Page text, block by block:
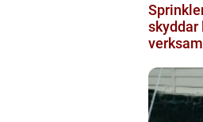
skyddar